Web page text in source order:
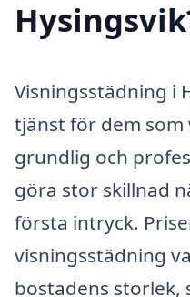
Visningsstädning i
tjänst för dem som
grundlig och
göra stor skillnad
första intryck.
visningsstädning
bostadens storlek,